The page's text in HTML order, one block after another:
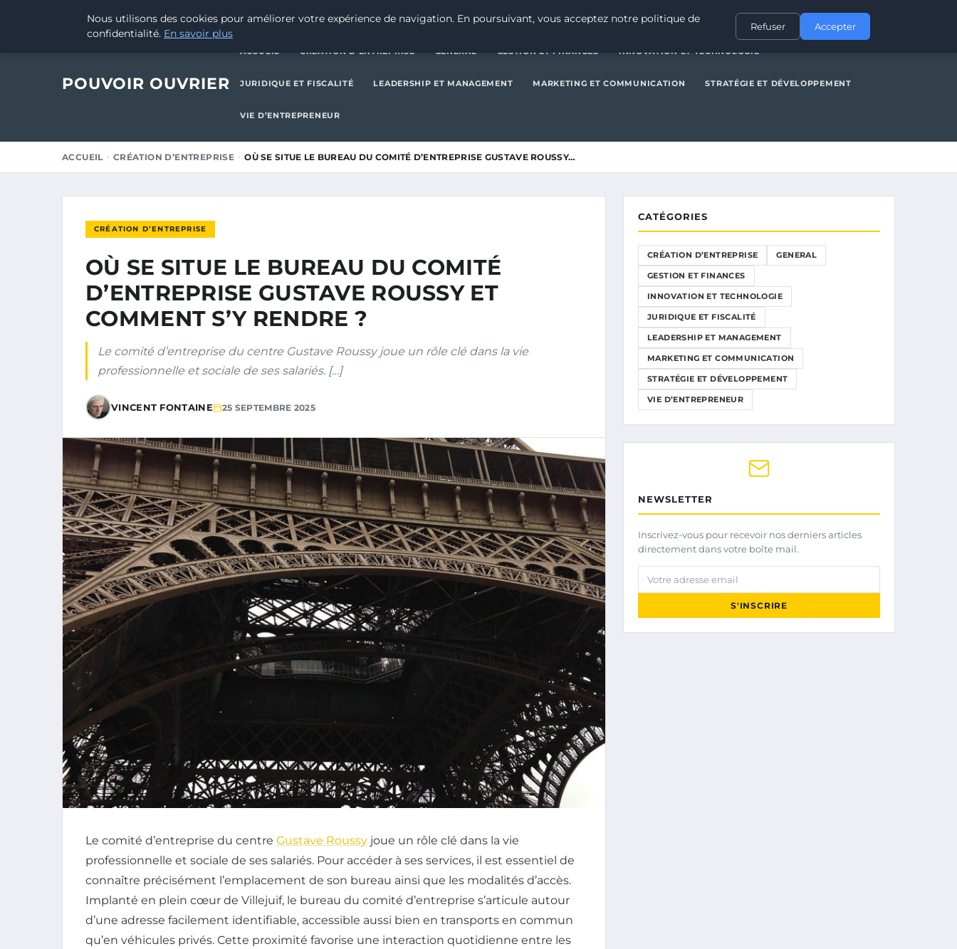
25 SEPTEMBRE 2025 GENERAL GESTION ET FINANCESINNOVATION ET TECHNOLOGIE
POUVOIR OUVRIER
ACCUEIL CRÉATION D’ENTREPRISE GENERAL GESTION ET FINANCES INNOVATION ET TECHNOLOGIE
JURIDIQUE ET FISCALITÉ LEADERSHIP ET MANAGEMENT MARKETING ET COMMUNICATION STRATÉGIE ET DÉVELOPPEMENT
VIE D’ENTREPRENEUR
ACCUEIL CRÉATION D’ENTREPRISE OÙ SE SITUE LE BUREAU DU COMITÉ D’ENTREPRISE GUSTAVE ROUSSY…
CRÉATION D’ENTREPRISE
OÙ SE SITUE LE BUREAU DU COMITÉ
D’ENTREPRISE GUSTAVE ROUSSY ET
COMMENT S’Y RENDRE ?
Le comité d’entreprise du centre Gustave Roussy joue un rôle clé dans la vie
professionnelle et sociale de ses salariés. […]
VINCENT FONTAINE 25 SEPTEMBRE 2025
Le comité d’entreprise du centre Gustave Roussy joue un rôle clé dans la vie
professionnelle et sociale de ses salariés. Pour accéder à ses services, il est essentiel de
connaître précisément l’emplacement de son bureau ainsi que les modalités d’accès.
Implanté en plein cœur de Villejuif, le bureau du comité d’entreprise s’articule autour
d’une adresse facilement identifiable, accessible aussi bien en transports en commun
qu’en véhicules privés. Cette proximité favorise une interaction quotidienne entre les
CATÉGORIES
CRÉATION D’ENTREPRISE GENERAL
GESTION ET FINANCES
INNOVATION ET TECHNOLOGIE
JURIDIQUE ET FISCALITÉ
LEADERSHIP ET MANAGEMENT
MARKETING ET COMMUNICATION
STRATÉGIE ET DÉVELOPPEMENT
VIE D’ENTREPRENEUR
NEWSLETTER
Inscrivez-vous pour recevoir nos derniers articles
directement dans votre boîte mail.
Votre adresse email
S'INSCRIRE
Nous utilisons des cookies pour améliorer votre expérience de navigation. En poursuivant, vous acceptez notre politique de
confidentialité. En savoir plus
Refuser Accepter